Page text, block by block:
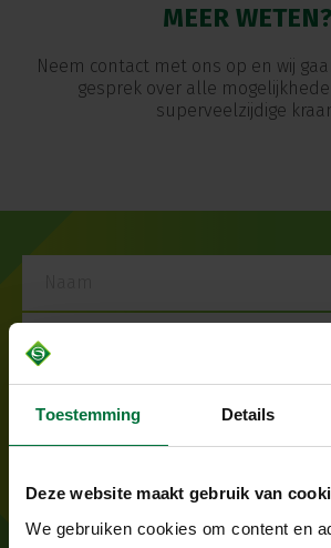
Toestemming Details
Deze website maakt gebruik van
We gebruiken cookies om content en
MEER WETEN?
Neem contact met ons op en wij
gesprek over alle
superveelzijdige